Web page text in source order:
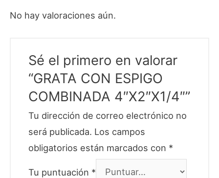
No hay valoraciones aún.
Sé el primero en valorar
“GRATA CON ESPIGO
COMBINADA 4″X2″X1/4″”
Tu dirección de correo electrónico no
será publicada. Los campos
obligatorios están marcados con *
Tu puntuación *